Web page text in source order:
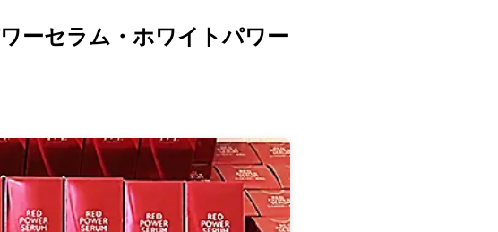
ーセラム・ホワイトパワー